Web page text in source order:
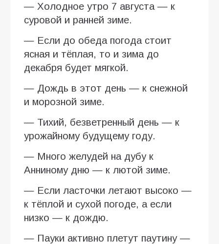
— Холодное утро 7 августа — к
суровой и ранней зиме.
— Если до обеда погода стоит
ясная и тёплая, то и зима до
декабря будет мягкой.
— Дождь в этот день — к снежной
и морозной зиме.
— Тихий, безветренный день — к
урожайному будущему году.
— Много желудей на дубу к
Анниному дню — к лютой зиме.
— Если ласточки летают высоко —
к тёплой и сухой погоде, а если
низко — к дождю.
— Пауки активно плетут паутину —